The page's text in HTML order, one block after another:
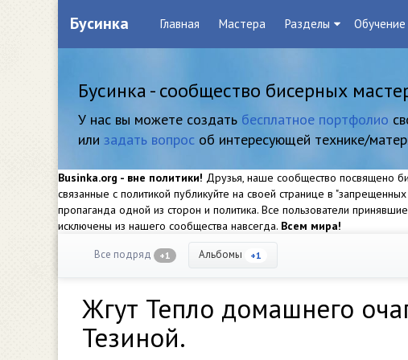
Бусинка Главная Мастера Разделы Обучение
Бусинка - сообщество бисерных
У нас вы можете создать бесплатное портфолио
или задать вопрос об интересующей технике/
Businka.org - вне политики! Друзья, наше сообщество посвящено
связанные с политикой публикуйте на своей странице в
пропаганда одной из сторон и политика. Все пользователи
исключены из нашего сообщества навсегда. Всем мира!
Все подряд +1 Альбомы +1
Жгут Тепло домашнего
Тезиной.